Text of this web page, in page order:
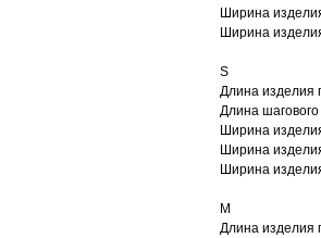
Ширина
Ширина
S
Длина изделия
Длина
Ширина
Ширина
Ширина
M
Длина изделия